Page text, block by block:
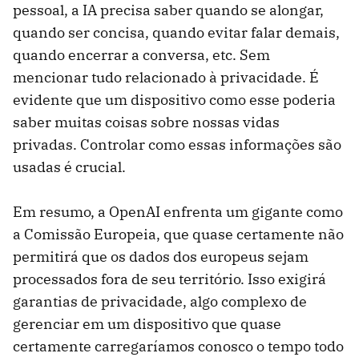
pessoal, a IA precisa saber quando se alongar,
quando ser concisa, quando evitar falar demais,
quando encerrar a conversa, etc. Sem
mencionar tudo relacionado à privacidade. É
evidente que um dispositivo como esse poderia
saber muitas coisas sobre nossas vidas
privadas. Controlar como essas informações são
usadas é crucial.
Em resumo, a OpenAI enfrenta um gigante como
a Comissão Europeia, que quase certamente não
permitirá que os dados dos europeus sejam
processados ​​fora de seu território. Isso exigirá
garantias de privacidade, algo complexo de
gerenciar em um dispositivo que quase
certamente carregaríamos conosco o tempo todo